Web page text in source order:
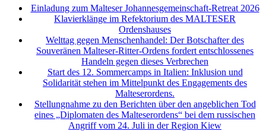
Einladung zum Malteser Johannesgemeinschaft-Retreat 2026
Klavierklänge im Refektorium des MALTESER
Ordenshauses
Welttag gegen Menschenhandel: Der Botschafter des
Souveränen Malteser-Ritter-Ordens fordert entschlossenes
Handeln gegen dieses Verbrechen
Start des 12. Sommercamps in Italien: Inklusion und
Solidarität stehen im Mittelpunkt des Engagements des
Malteserordens.
Stellungnahme zu den Berichten über den angeblichen Tod
eines „Diplomaten des Malteserordens“ bei dem russischen
Angriff vom 24. Juli in der Region Kiew